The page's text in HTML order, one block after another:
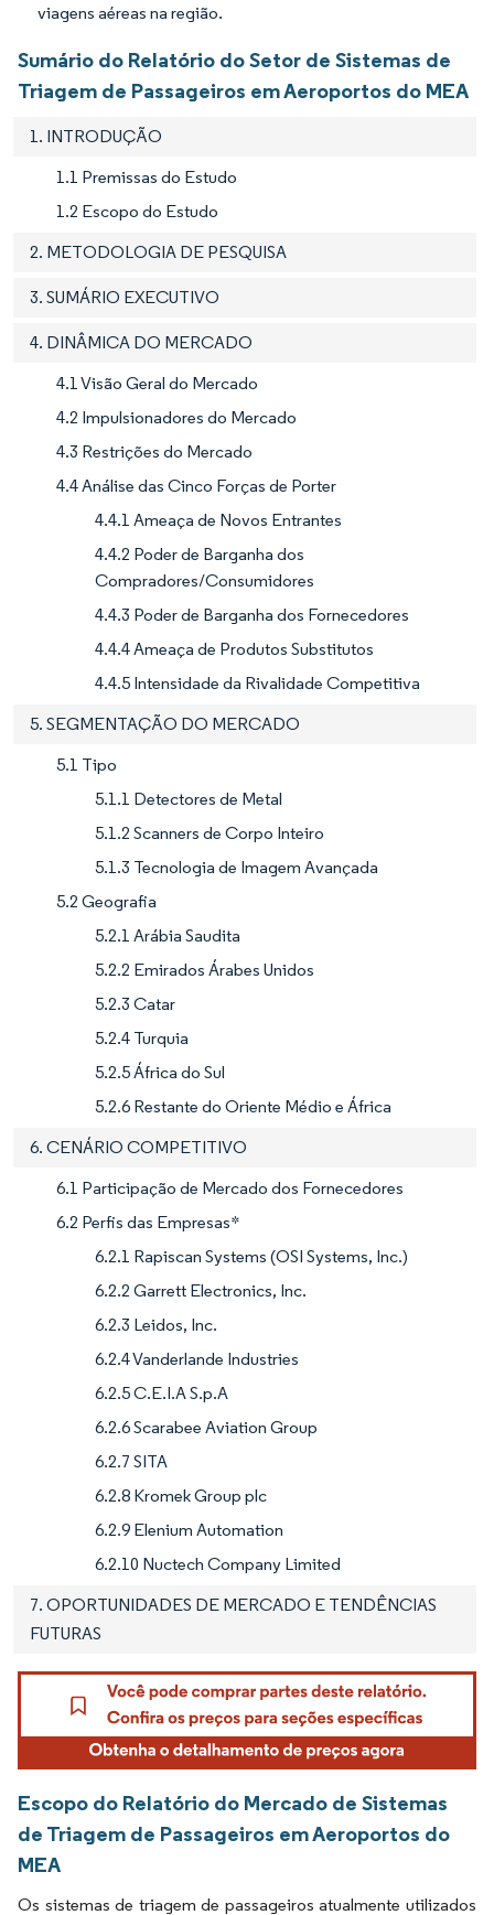
viagens aéreas na região.
Sumário do Relatório do Setor de Sistemas de
Triagem de Passageiros em Aeroportos do MEA
1. INTRODUÇÃO
1.1 Premissas do Estudo
1.2 Escopo do Estudo
2. METODOLOGIA DE PESQUISA
3. SUMÁRIO EXECUTIVO
4. DINÂMICA DO MERCADO
4.1 Visão Geral do Mercado
4.2 Impulsionadores do Mercado
4.3 Restrições do Mercado
4.4 Análise das Cinco Forças de Porter
4.4.1 Ameaça de Novos Entrantes
4.4.2 Poder de Barganha dos
Compradores/Consumidores
4.4.3 Poder de Barganha dos Fornecedores
4.4.4 Ameaça de Produtos Substitutos
4.4.5 Intensidade da Rivalidade Competitiva
5. SEGMENTAÇÃO DO MERCADO
5.1 Tipo
5.1.1 Detectores de Metal
5.1.2 Scanners de Corpo Inteiro
5.1.3 Tecnologia de Imagem Avançada
5.2 Geografia
5.2.1 Arábia Saudita
5.2.2 Emirados Árabes Unidos
5.2.3 Catar
5.2.4 Turquia
5.2.5 África do Sul
5.2.6 Restante do Oriente Médio e África
6. CENÁRIO COMPETITIVO
6.1 Participação de Mercado dos Fornecedores
6.2 Perfis das Empresas*
6.2.1 Rapiscan Systems (OSI Systems, Inc.)
6.2.2 Garrett Electronics, Inc.
6.2.3 Leidos, Inc.
6.2.4 Vanderlande Industries
6.2.5 C.E.I.A S.p.A
6.2.6 Scarabee Aviation Group
6.2.7 SITA
6.2.8 Kromek Group plc
6.2.9 Elenium Automation
6.2.10 Nuctech Company Limited
7. OPORTUNIDADES DE MERCADO E TENDÊNCIAS
FUTURAS
Escopo do Relatório do Mercado de Sistemas
de Triagem de Passageiros em Aeroportos do
MEA
Os sistemas de triagem de passageiros atualmente utilizados